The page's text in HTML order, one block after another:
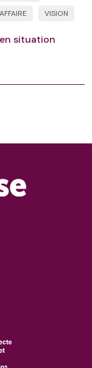
VISION
situation